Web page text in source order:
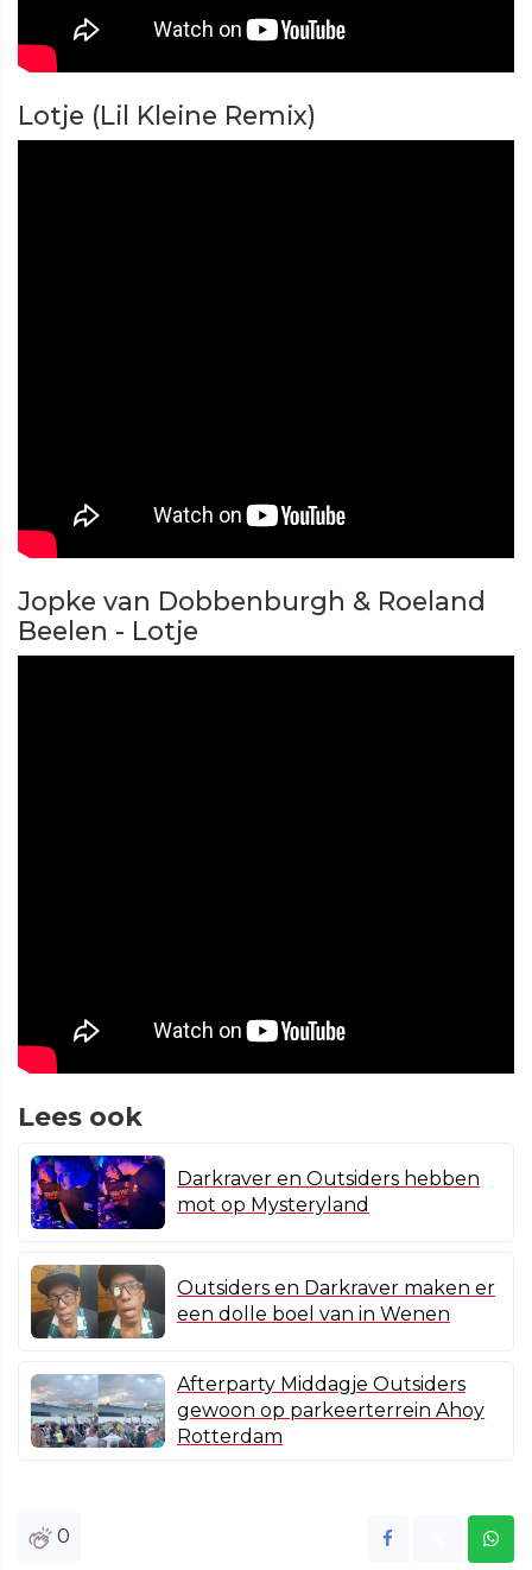
Lotje (Lil Kleine Remix)
Jopke van Dobbenburgh & Roeland
Beelen - Lotje
Lees ook
Darkraver en Outsiders hebben
mot op Mysteryland
Outsiders en Darkraver maken er
een dolle boel van in Wenen
Afterparty Middagje Outsiders
gewoon op parkeerterrein Ahoy
Rotterdam
0